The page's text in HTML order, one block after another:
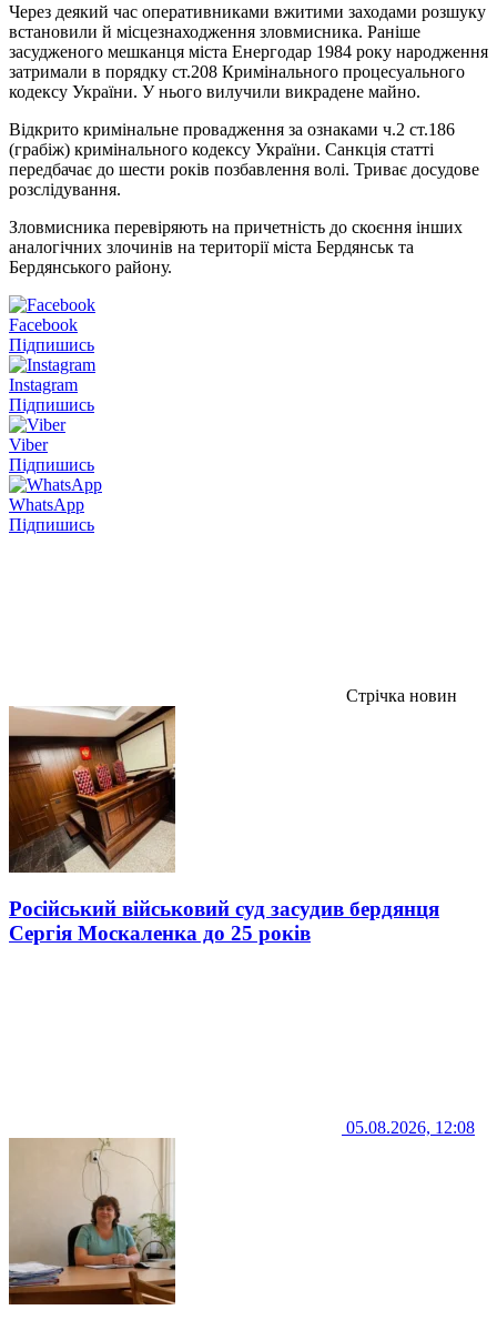
Через деякий час оперативниками вжитими заходами розшуку
встановили й місцезнаходження зловмисника. Раніше
засудженого мешканця міста Енергодар 1984 року народження
затримали в порядку ст.208 Кримінального процесуального
кодексу України. У нього вилучили викрадене майно.
Відкрито кримінальне провадження за ознаками ч.2 ст.186
(грабіж) кримінального кодексу України. Санкція статті
передбачає до шести років позбавлення волі. Триває досудове
розслідування.
Зловмисника перевіряють на причетність до скоєння інших
аналогічних злочинів на території міста Бердянськ та
Бердянського району.
Facebook
Підпишись
Instagram
Підпишись
Viber
Підпишись
WhatsApp
Підпишись
Стрічка новин
Російський військовий суд засудив бердянця
Сергія Москаленка до 25 років
05.08.2026, 12:08